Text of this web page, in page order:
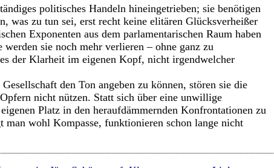
politisches Handeln hineingetrieben; sie benötigen
was zu tun sei, erst recht keine elitären Glücksverheißer
Exponenten aus dem parlamentarischen Raum haben
sie noch mehr verlieren – ohne ganz zu
der Klarheit im eigenen Kopf, nicht irgendwelcher
den Ton angeben zu können, stören sie die
nicht nützen. Statt sich über eine unwillige
Platz in den heraufdämmernden Konfrontationen zu
man wohl Kompasse, funktionieren schon lange nicht